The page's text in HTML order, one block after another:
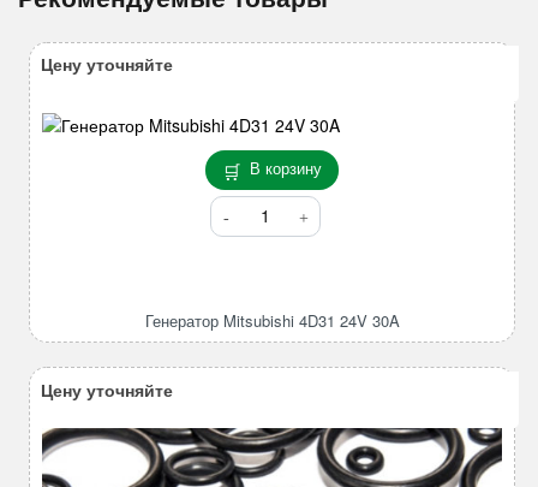
В корзину
Количество
товара
24V
Генератор Mitsubishi 4D31 24V 30A
Цену уточняйте
Цену уточняйте